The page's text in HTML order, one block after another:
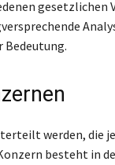
gesetzlichen
Bedeutung.
werden, die
besteht in